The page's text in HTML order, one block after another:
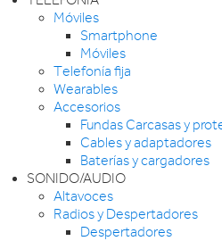
Móviles
Smartphone
Móviles
Telefonía fija
Wearables
Accesorios
Fundas Carcasas y
Cables y adaptadores
Baterías y cargadores
SONIDO/AUDIO
Altavoces
Radios y Despertadores
Despertadores